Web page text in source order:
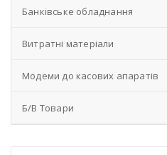
Банківське обладнання
Витратні матеріали
Модеми до касових апаратів
Б/В Товари